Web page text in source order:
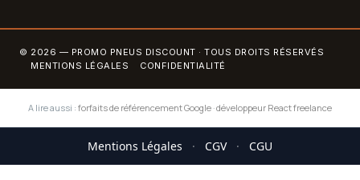
© 2026 — PROMO PNEUS DISCOUNT · TOUS DROITS RÉSERVÉS
MENTIONS LÉGALES
CONFIDENTIALITÉ
A lire aussi : forfaits de référencement Google ·développeur React freelance
Mentions Légales · CGV · CGU